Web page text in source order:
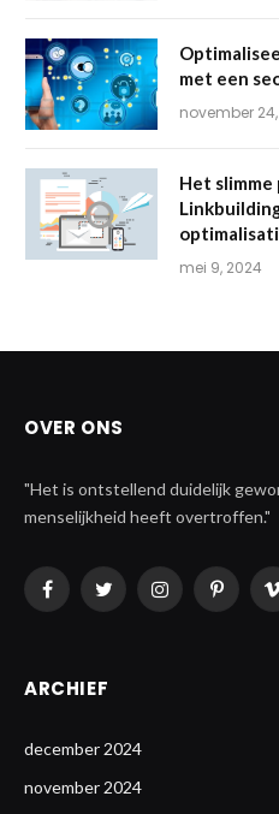
met een
november
Het slimme
mei 9, 2024
OVER ONS
"Het is ontstellend duidelijk
menselijkheid heeft overtroffen."
FacebookTwitterInstagramPinterest
ARCHIEF
december 2024
november 2024